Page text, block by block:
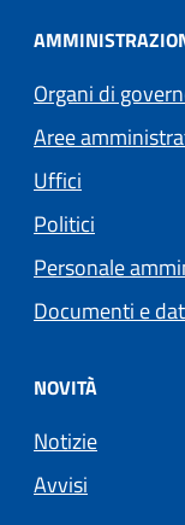
Organi di
Aree
Uffici
Politici
Personale
Documenti e
NOVITÀ
Notizie
Avvisi